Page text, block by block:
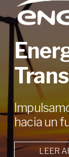
hacia un
LEER